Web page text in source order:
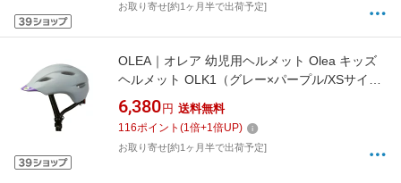
お取り寄せ[約1ヶ月半で出荷予定]
OLEA｜オレア 幼児用ヘルメット Olea キッズ
ヘルメット OLK1（グレー×パープル/XSサイ
ズ：45〜51cm） OLK1_XS
6,380 円 送料無料
116ポイント (1倍+1倍UP)
お取り寄せ[約1ヶ月半で出荷予定]